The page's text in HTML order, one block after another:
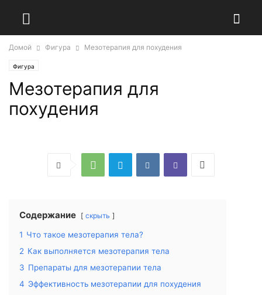
Домой Фигура Мезотерапия для похудения
Фигура
Мезотерапия для
похудения
Содержание скрыть
1 Что такое мезотерапия тела?
2 Как выполняется мезотерапия тела
3 Препараты для мезотерапии тела
4 Эффективность мезотерапии для похудения